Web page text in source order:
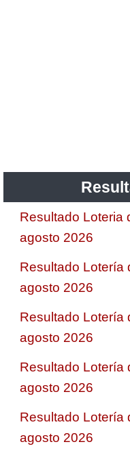
Resultado Loteria
agosto 2026
Resultado Lotería
agosto 2026
Resultado Lotería
agosto 2026
Resultado Lotería
agosto 2026
Resultado Lotería
agosto 2026